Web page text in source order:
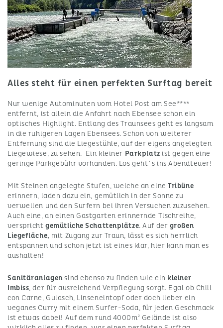
Alles steht für einen perfekten Surftag bereit
Nur wenige Autominuten vom Hotel Post am See****
entfernt, ist allein die Anfahrt nach Ebensee schon ein
optisches Highlight. Entlang des Traunsees geht es langsam
in die ruhigeren Lagen Ebensees. Schon von weiterer
Entfernung sind die Liegestühle, auf der eigens angelegten
Liegewiese, zu sehen. Ein kleiner Parkplatz ist gegen eine
geringe Parkgebühr vorhanden. Los geht´s ins Abendteuer!
Mit Steinen angelegte Stufen, welche an eineTribüne
erinnern, laden dazu ein, gemütlich in der Sonne zu
verweilen und den Surfern bei ihren Versuchen zuzusehen.
Auch eine, an einen Gastgarten erinnernde Tischreihe,
versprichtgemütliche Schattenplätze. Auf der großen
Liegefläche, mit Zugang zur Traun, lässt es sich herrlich
entspannen und schon jetzt ist eines klar, hier kann man es
aushalten!
Sanitäranlagen sind ebenso zu finden wie ein kleiner
Imbiss, der für ausreichend Verpflegung sorgt. Egal ob Chili
con Carne, Gulasch, Linseneintopf oder doch lieber ein
veganes Curry mit einem Surfer-Soda, für jeden Geschmack
ist etwas dabei! Auf dem rund 4000m² Gelände ist also